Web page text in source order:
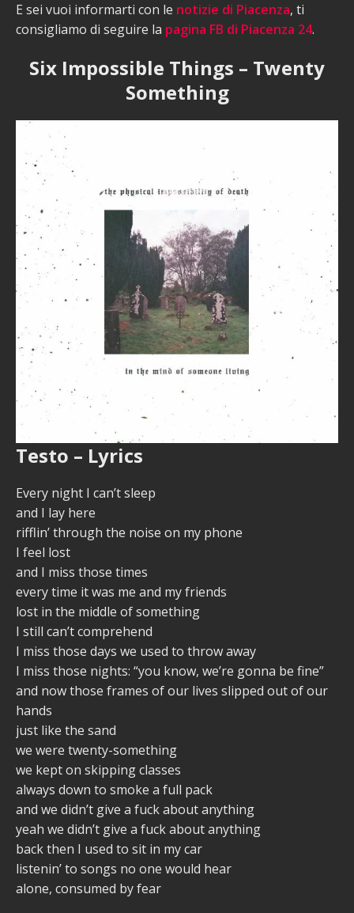
E sei vuoi informarti con le notizie di Piacenza, ti
consigliamo di seguire la pagina FB di Piacenza 24.
Six Impossible Things – Twenty
Something
Testo – Lyrics
Every night I can’t sleep
and I lay here
rifflin’ through the noise on my phone
I feel lost
and I miss those times
every time it was me and my friends
lost in the middle of something
I still can’t comprehend
I miss those days we used to throw away
I miss those nights: “you know, we’re gonna be fine”
and now those frames of our lives slipped out of our
hands
just like the sand
we were twenty-something
we kept on skipping classes
always down to smoke a full pack
and we didn’t give a fuck about anything
yeah we didn’t give a fuck about anything
back then I used to sit in my car
listenin’ to songs no one would hear
alone, consumed by fear